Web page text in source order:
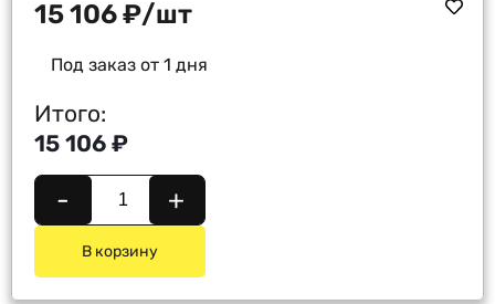
15 106₽/шт
Под заказ от 1 дня
Итого:
15 106 ₽
- +
В корзину